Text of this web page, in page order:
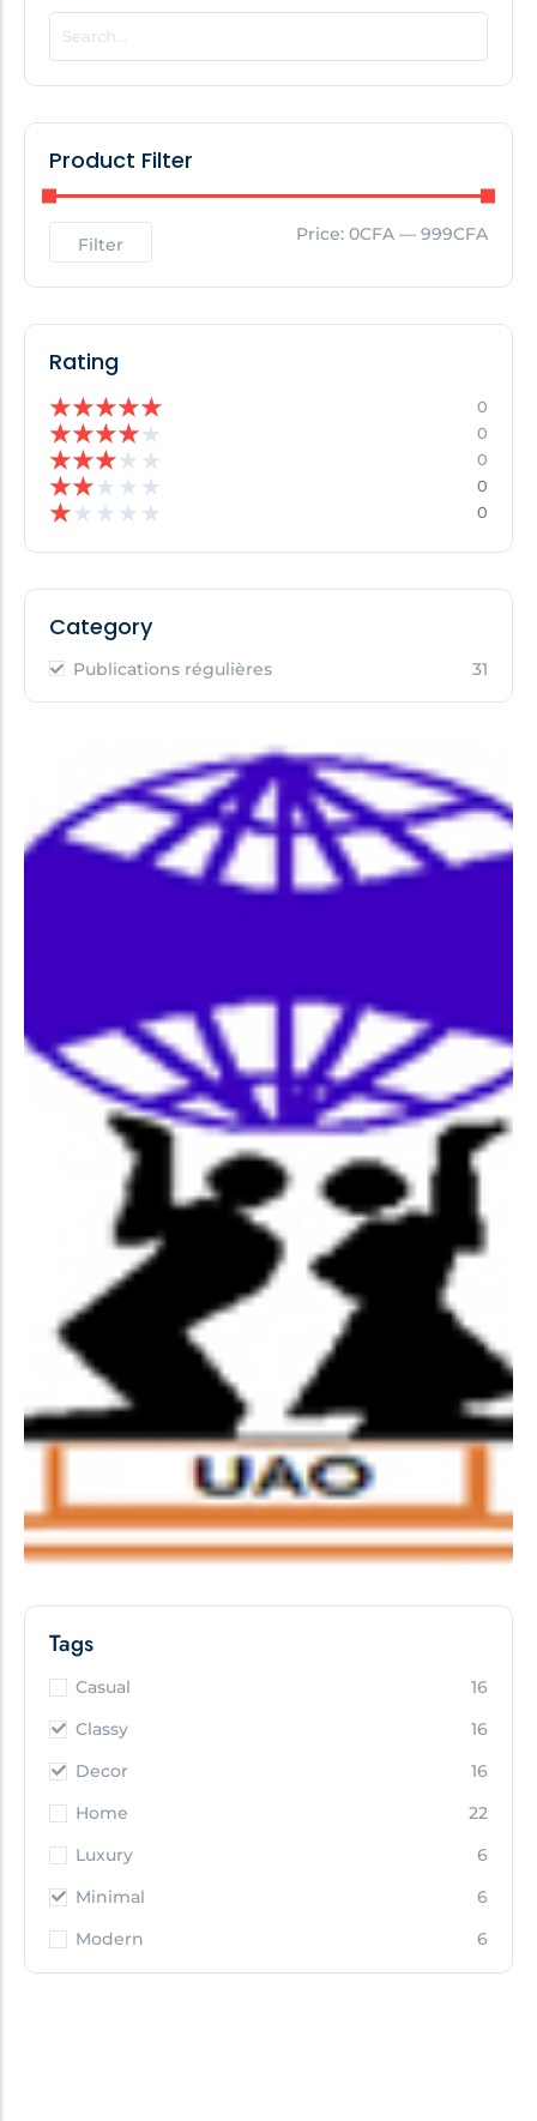
POPULAR THIS WEEK
No Posts Found!
No Posts Found!
Product Filter
Filter Price: 0CFA — 999CFA
Rating
★★★★★ 0
★★★★★ 0
★★★★ ★ 0
★★★ ★ ★ 0
★★ ★ ★ ★ 0
Category
Publications régulières 31
Tags
Casual
16
Classy
16
Decor
16
Home
22
Luxury
6
Minimal
6
Modern
6